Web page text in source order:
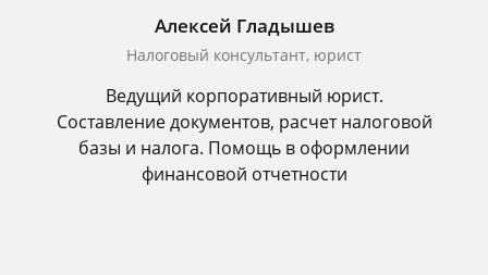
Алексей Гладышев
Налоговый консультант, юрист
Ведущий корпоративный юрист.
Составление документов, расчет налоговой
базы и налога. Помощь в оформлении
финансовой отчетности